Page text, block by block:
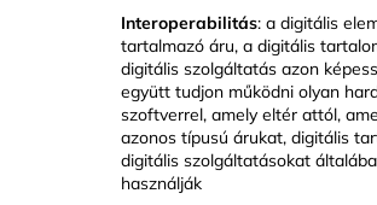
Interoperabilitás: a digitális
tartalmazó áru, a digitális
digitális szolgáltatás azon
együtt tudjon működni olyan
szoftverrel, amely eltér attól,
azonos típusú árukat, digitális
digitális szolgáltatásokat
használják